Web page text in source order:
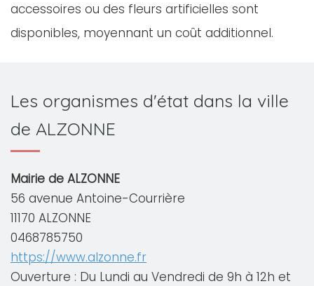
accessoires ou des fleurs artificielles sont
disponibles, moyennant un coût additionnel.
Les organismes d'état dans la ville
de ALZONNE
Mairie de ALZONNE
56 avenue Antoine-Courrière
11170 ALZONNE
0468785750
https://www.alzonne.fr
Ouverture : Du Lundi au Vendredi de 9h à 12h et